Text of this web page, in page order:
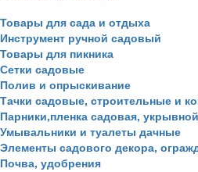
Товары для сада и отдыха
Инструмент ручной садовый
Товары для пикника
Сетки садовые
Полив и опрыскивание
Тачки садовые, строительные и
Парники,пленка садовая,
Умывальники и туалеты дачные
Элементы садового декора,
Почва, удобрения